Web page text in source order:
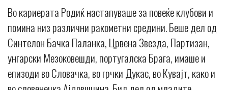
Во кариерата Родиќ настапуваше за повеќе клубови и
помина низ различни ракометни средини. Беше дел од
Синтелон Бачка Паланка, Црвена Звезда, Партизан,
унгарски Мезоковешди, португалска Брага, имаше и
епизоди во Словачка, во грчки Дукас, во Кувајт, како и